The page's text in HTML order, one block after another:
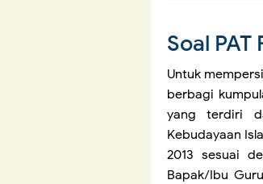
Soal
Untuk
berbagi
yang terdiri
Kebudayaan
2013 sesuai
Bapak/Ibu